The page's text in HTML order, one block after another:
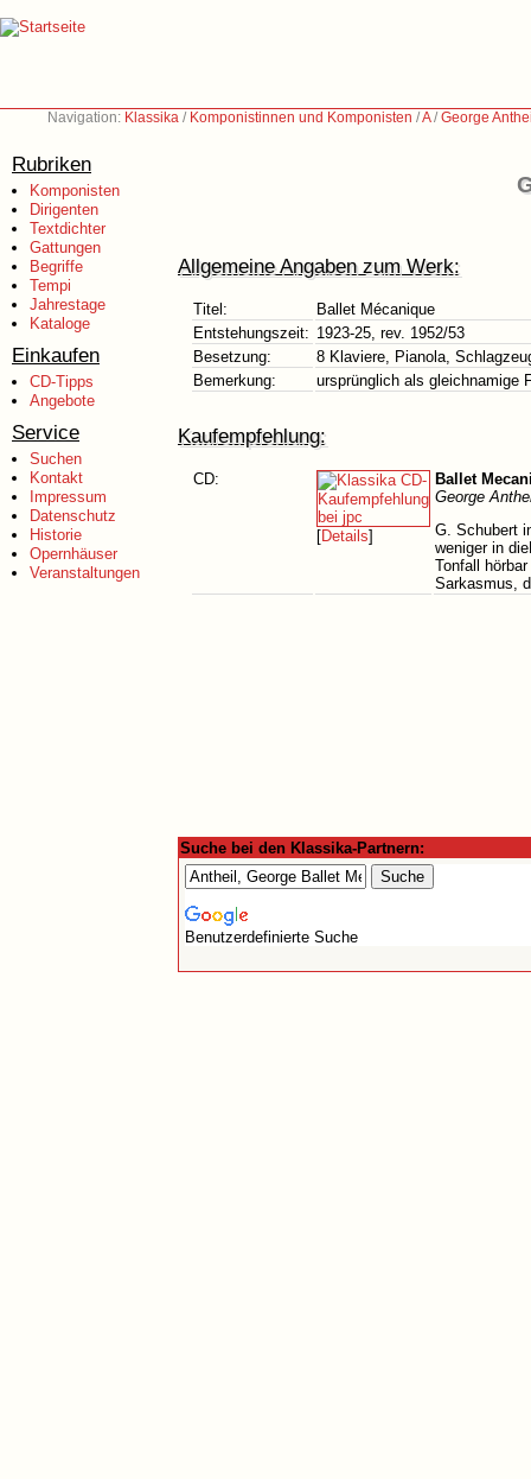
Navigation: Klassika / Komponistinnen und Komponisten /A/George
Rubriken
Komponisten
Dirigenten
Textdichter
Gattungen
Begriffe
Tempi
Jahrestage
Kataloge
Einkaufen
CD-Tipps
Angebote
Service
Suchen
Kontakt
Impressum
Datenschutz
Historie
Opernhäuser
Veranstaltungen
Allgemeine Angaben zum Werk:
Titel:
Ballet Mécanique
Entstehungszeit: 1923-25, rev. 1952/53
Besetzung:
8 Klaviere, Pianola,
Bemerkung:
ursprünglich als gleichnamige
Kaufempfehlung:
CD:
[Details]
Ballet
George
G. Schubert
weniger in
Tonfall
Sarkasmus,
Suche bei den Klassika-Partnern:
Benutzerdefinierte Suche